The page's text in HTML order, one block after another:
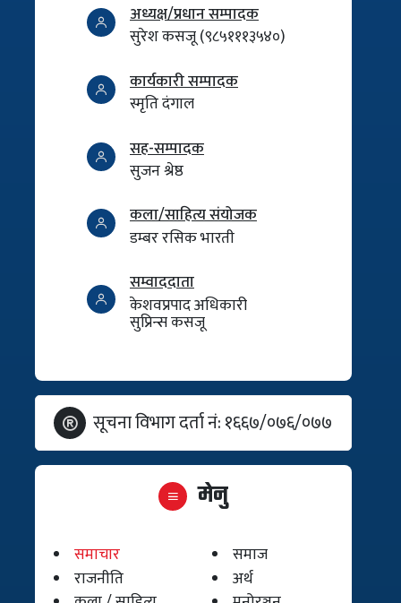
अध्यक्ष/प्रधान सम्पादक
सुरेश कसजू (९८५१११३५४०)
कार्यकारी सम्पादक
स्मृति दंगाल
सह-सम्पादक
सुजन श्रेष्ठ
कला/साहित्य संयोजक
डम्बर रसिक भारती
सम्वाददाता
केशवप्रपाद अधिकारी
सुप्रिन्स कसजू
सूचना विभाग दर्ता नं: १६६७/०७६/०७७
मेनु
समाचार
समाज
राजनीति
अर्थ